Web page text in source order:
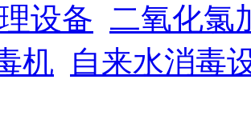
设备 二氧化氯
机
自来水消毒